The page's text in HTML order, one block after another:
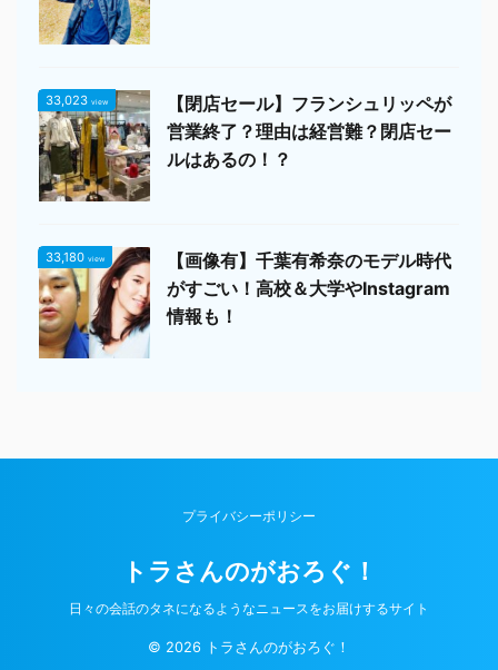
33,023 view
【閉店セール】フランシュリッペが
営業終了？理由は経営難？閉店セー
ルはあるの！？
33,180 view
【画像有】千葉有希奈のモデル時代
がすごい！高校＆大学やInstagram
情報も！
プライバシーポリシー
トラさんのがおろぐ！
日々の会話のタネになるようなニュースをお届けするサイト
© 2026 トラさんのがおろぐ！